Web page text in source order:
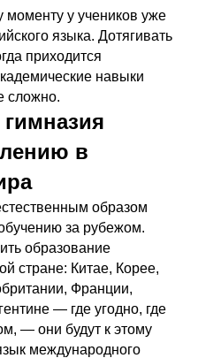
моменту у учеников уже
языка. Дотягивать
приходится
навыки
сложно.
в
образом
за рубежом.
образование
стране: Китае, Корее,
Франции,
— где угодно, где
— они будут к этому
международного
MADLY